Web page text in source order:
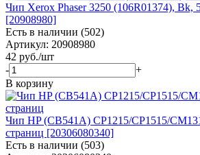
Чип Xerox Phaser 3250 (106R01374), Bk,
[20908980]
Есть в наличии (502)
Артикул: 20908980
42 руб./шт
-
+
В корзину
Чип HP (CB541A) CP1215/CP1515/
страниц [20306080340]
Есть в наличии (503)